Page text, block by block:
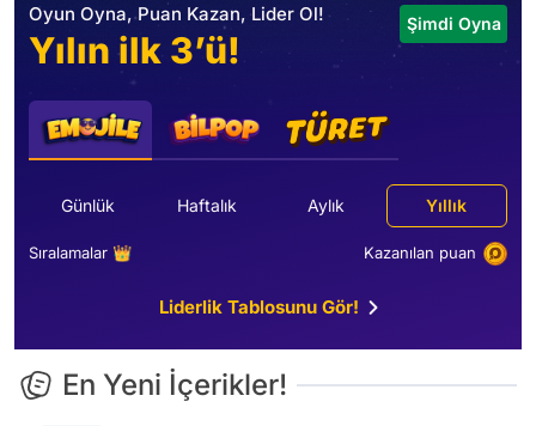
Oyun Oyna, Puan Kazan, Lider Ol!
Yılın ilk 3’ü!
Şimdi Oyna
Günlük Haftalık Aylık Yıllık
Sıralamalar 👑 Kazanılan puan
Liderlik Tablosunu Gör!
En Yeni İçerikler!